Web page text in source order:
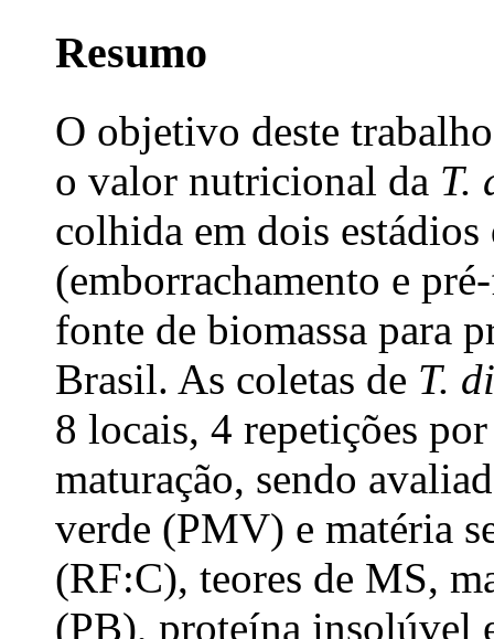
Resumo
O objetivo deste
o valor nutricional da T.
colhida em dois estádios
(emborrachamento e
fonte de biomassa para
Brasil. As coletas de T.
8 locais, 4 repetições
maturação, sendo
verde (PMV) e matéria
(RF:C), teores de MS,
(PB), proteína insolúvel